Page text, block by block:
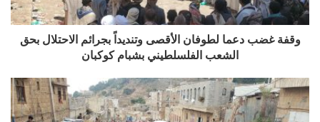
وقفة غضب دعما لطوفان الأقصى وتنديداً بجرائم الاحتلال بحق
الشعب الفلسلطيني بشبام كوكبان